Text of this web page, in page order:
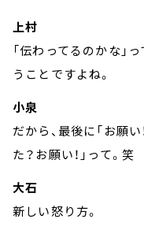
上村
「伝わってるのかな」
うことですよね。
小泉
だから、最後に「お願い
た？お願い！」って。笑
大石
新しい怒り方。